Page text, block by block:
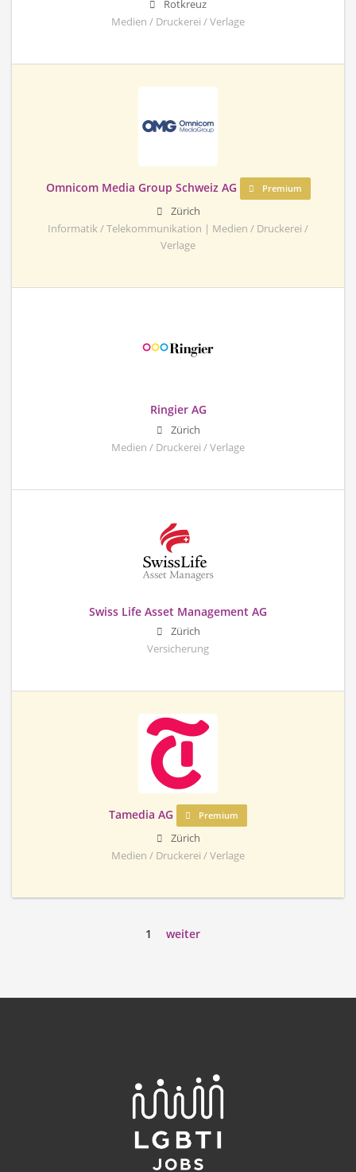
Rotkreuz
Medien / Druckerei / Verlage
Omnicom Media Group Schweiz AG Premium
Zürich
Informatik / Telekommunikation | Medien / Druckerei /
Verlage
Ringier AG
Zürich
Medien / Druckerei / Verlage
Swiss Life Asset Management AG
Zürich
Versicherung
Tamedia AG Premium
Zürich
Medien / Druckerei / Verlage
1 weiter